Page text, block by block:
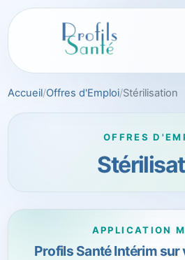
Aller
au
Accueil Offres d'Emploi Stérilisation
OFFRES
APPLICATION
Profils Santé Intérim